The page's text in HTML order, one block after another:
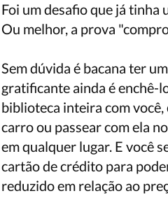
Foi um desafio que já tinha
Ou melhor, a prova
Sem dúvida é bacana ter
gratificante ainda é enchê-
biblioteca inteira com
carro ou passear com ela
em qualquer lugar. E você
cartão de crédito para
reduzido em relação ao